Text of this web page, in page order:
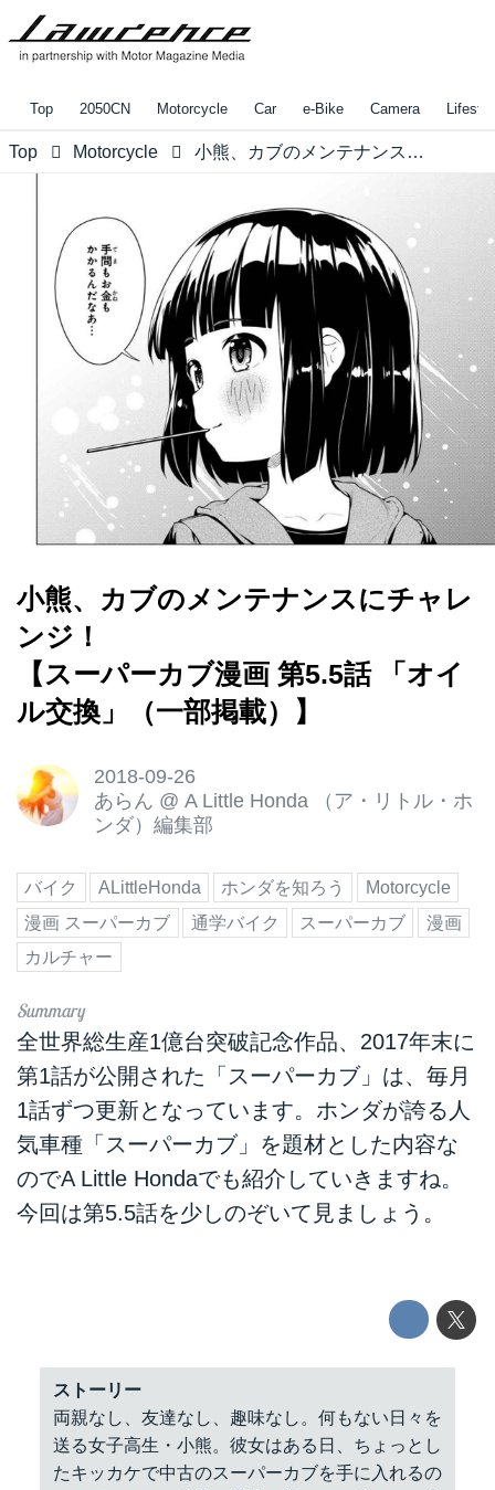
Top 2050CN Motorcycle Car e-Bike Camera
Top Motorcycle 小熊、カブのメンテナンスにチャレンジ！ 【スーパーカブ漫画 第5.5話 「オイル交換」（一部掲載）】
小熊、カブのメンテナンスにチャレ
ンジ！
【スーパーカブ漫画 第5.5話 「オイ
ル交換」（一部掲載）】
2018-09-26
あらん @ A Little Honda （ア・リトル・ホ
ンダ）編集部
バイク ALittleHonda ホンダを知ろう
Motorcycle
漫画 スーパーカブ
通学バイク スーパーカブ
漫画
カルチャー
全世界総生産1億台突破記念作品、2017年末に
第1話が公開された「スーパーカブ」は、毎月
1話ずつ更新となっています。ホンダが誇る人
気車種「スーパーカブ」を題材とした内容な
のでA Little Hondaでも紹介していきますね。
今回は第5.5話を少しのぞいて見ましょう。
ストーリー
両親なし、友達なし、趣味なし。何もない日々を
送る女子高生・小熊。彼女はある日、ちょっとし
たキッカケで中古のスーパーカブを手に入れるの